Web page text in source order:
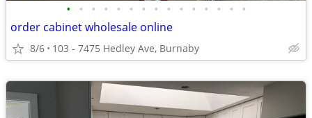
• • • • • • • • • • • • • • •
order cabinet wholesale online
8/6 103 - 7475 Hedley Ave, Burnaby